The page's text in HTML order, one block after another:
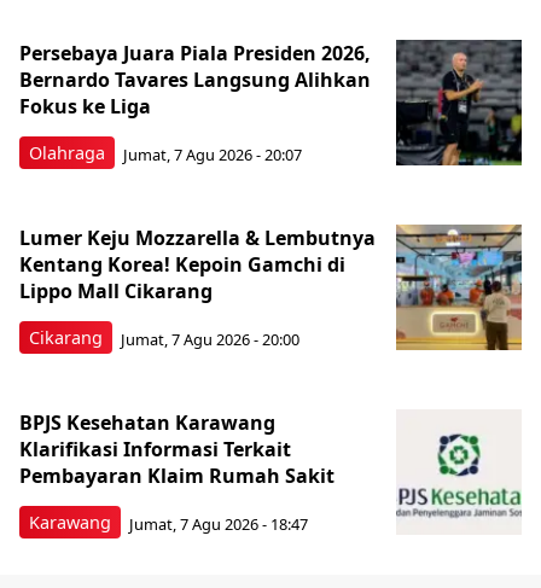
Olahraga
Persebaya Juara Piala Presiden 2026,
Bernardo Tavares Langsung Alihkan
Fokus ke Liga
Jumat, 7 Agu 2026 - 20:07
Cikarang
Lumer Keju Mozzarella & Lembutnya
Kentang Korea! Kepoin Gamchi di
Lippo Mall Cikarang
Jumat, 7 Agu 2026 - 20:00
Karawang
BPJS Kesehatan Karawang
Klarifikasi Informasi Terkait
Pembayaran Klaim Rumah Sakit
Jumat, 7 Agu 2026 - 18:47